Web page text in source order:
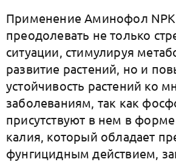
Применение Аминофол NPK
преодолевать не только
ситуации, стимулируя
развитие растений, но и
устойчивость растений ко
заболеваниям, так как
присутствуют в нем в
калия, который обладает
фунгицидным действием,